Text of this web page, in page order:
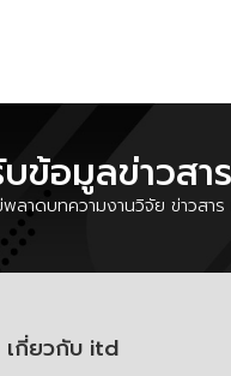
ข้อมูลข่าวสาร
พลาดบทความงานวิจัย ข่าวสา
เกี่ยวกับ itd